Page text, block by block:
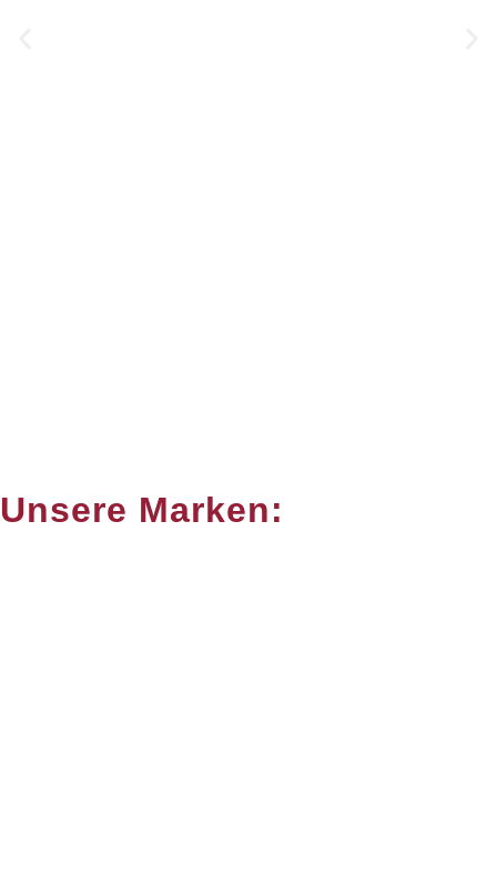
Unsere Marken: